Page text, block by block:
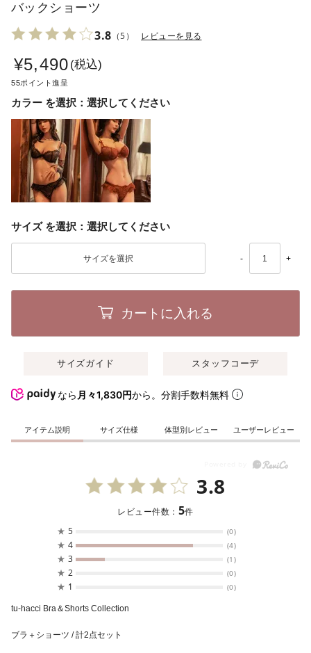
バックショーツ
3.8 （5） レビューを見る
¥5,490 税込
55
カラー 選択してください
サイズ 選択してください
- +
カートに入れる
サイズガイド スタッフコーデ
なら 月々1,830円から。分割手数料無料
アイテム説明 サイズ仕様 体型別レビュー ユーザーレビュー
3.8
レビュー件数： 5件
★ 5 (0)
★ 4 (4)
★ 3 (1)
★ 2 (0)
★ 1 (0)
tu-hacci Bra＆Shorts Collection
ブラ＋ショーツ / 計2点セット